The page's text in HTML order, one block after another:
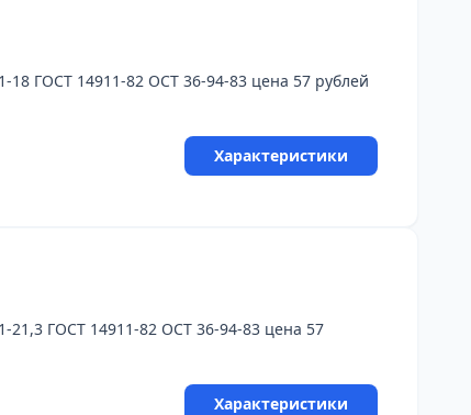
ГОСТ 14911-82 ОСТ 36-94-83 цена 57 рублей
Характеристики
ГОСТ 14911-82 ОСТ 36-94-83 цена 57
Характеристики